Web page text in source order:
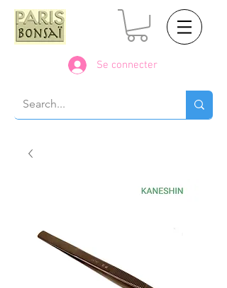
Se connecter